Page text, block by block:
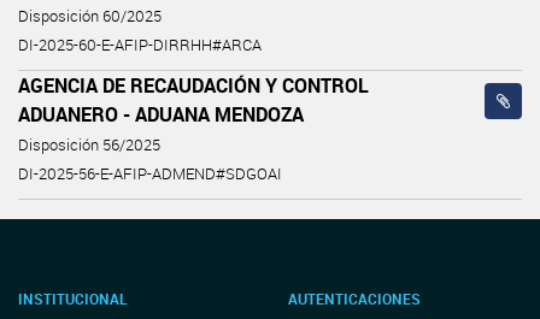
Disposición 60/2025
DI-2025-60-E-AFIP-DIRRHH#ARCA
AGENCIA DE RECAUDACIÓN Y CONTROL
ADUANERO - ADUANA MENDOZA
Disposición 56/2025
DI-2025-56-E-AFIP-ADMEND#SDGOAI
INSTITUCIONAL AUTENTICACIONES